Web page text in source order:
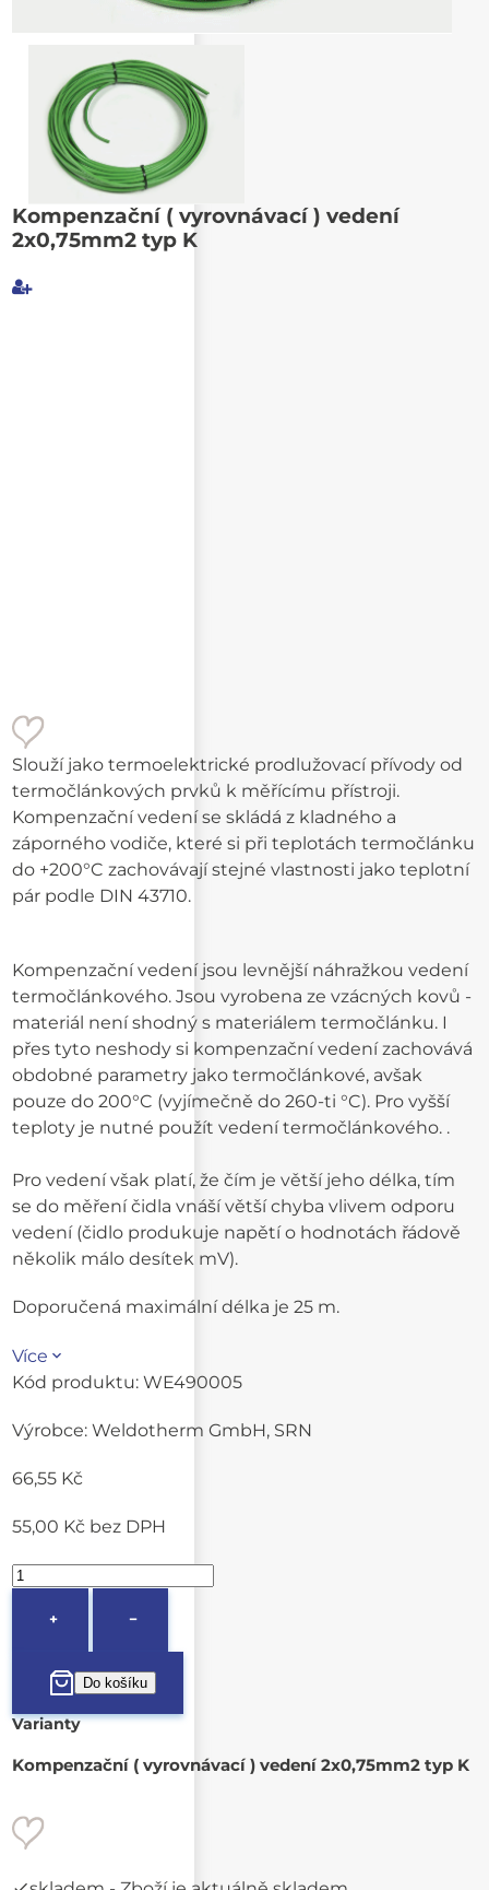
Kompenzační ( vyrovnávací ) vedení
2x0,75mm2 typ K
Poslat známému
Slouží jako termoelektrické prodlužovací přívody od
termočlánkových prvků k měřícímu přístroji.
Kompenzační vedení se skládá z kladného a
záporného vodiče, které si při teplotách termočlánku
do +200°C zachovávají stejné vlastnosti jako teplotní
pár podle DIN 43710.
Kompenzační vedení jsou levnější náhražkou vedení
termočlánkového. Jsou vyrobena ze vzácných kovů -
materiál není shodný s materiálem termočlánku. I
přes tyto neshody si kompenzační vedení zachovává
obdobné parametry jako termočlánkové, avšak
pouze do 200°C (vyjímečně do 260-ti °C). Pro vyšší
teploty je nutné použít vedení termočlánkového. .
Pro vedení však platí, že čím je větší jeho délka, tím
se do měření čidla vnáší větší chyba vlivem odporu
vedení (čidlo produkuje napětí o hodnotách řádově
několik málo desítek mV).
Doporučená maximální délka je 25 m.
Více
Kód produktu: WE490005
Výrobce: Weldotherm GmbH, SRN
66,55 Kč
55,00 Kč bez DPH
+ −
Varianty
Kompenzační ( vyrovnávací ) vedení 2x0,75mm2 typ K